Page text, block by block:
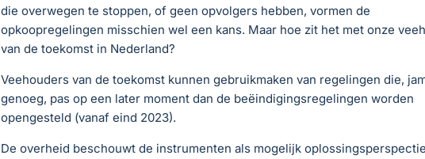
die overwegen te stoppen, of geen opvolgers hebben, vormen de
opkoopregelingen misschien wel een kans. Maar hoe zit het met onze
van de toekomst in Nederland?
Veehouders van de toekomst kunnen gebruikmaken van regelingen die,
genoeg, pas op een later moment dan de beëindigingsregelingen worden
opengesteld (vanaf eind 2023).
De overheid beschouwt de instrumenten als mogelijk